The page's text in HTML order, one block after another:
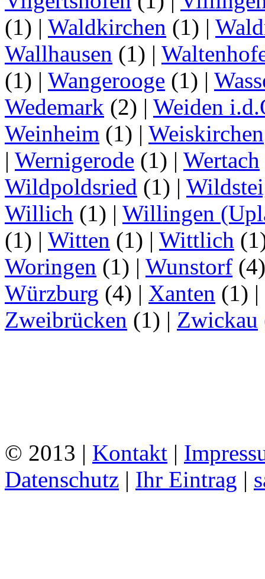
(1) | Waldkirchen (1) |
Wallhausen (1) |
(1) | Wangerooge (1) |
Wedemark (2) | Weiden
Weinheim (1) | Weiskirchen
| Wernigerode (1) | Wertach
Wildpoldsried (1) |
Willich (1) | Willingen
(1) | Witten (1) | Wittlich
Woringen (1) | Wunstorf
Würzburg (4) | Xanten (1) |
Zweibrücken (1) | Zwickau
© 2013 | Kontakt |
Datenschutz | Ihr Eintrag |